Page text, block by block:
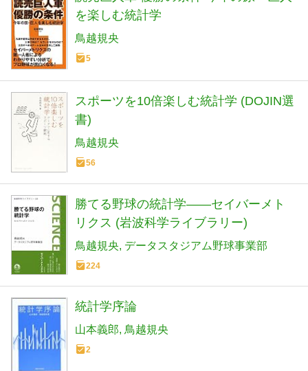
を楽しむ統計学
鳥越規央
5
スポーツを10倍楽しむ統計学 (DOJIN選
書)
鳥越規央
56
勝てる野球の統計学――セイバーメト
リクス (岩波科学ライブラリー)
鳥越規央 データスタジアム野球事業部
224
統計学序論
山本義郎 鳥越規央
2